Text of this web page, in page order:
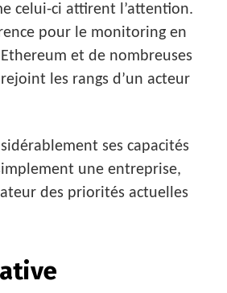
celui-ci attirent l’attention.
pour le monitoring en
et de nombreuses
les rangs d’un acteur
ses capacités
une entreprise,
des priorités actuelles